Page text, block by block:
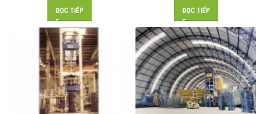
ĐỌC TIẾP ĐỌC TIẾP